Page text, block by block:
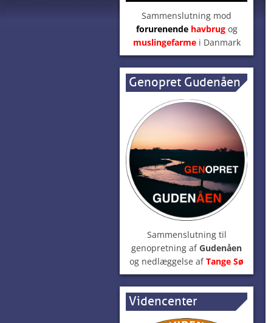
Sammenslutning mod
forurenendehavbrugog
muslingefarmei Danmark
Genopret Gudenåen
Sammenslutning til
genopretning afGudenåen
og nedlæggelse afTange Sø
Videncenter